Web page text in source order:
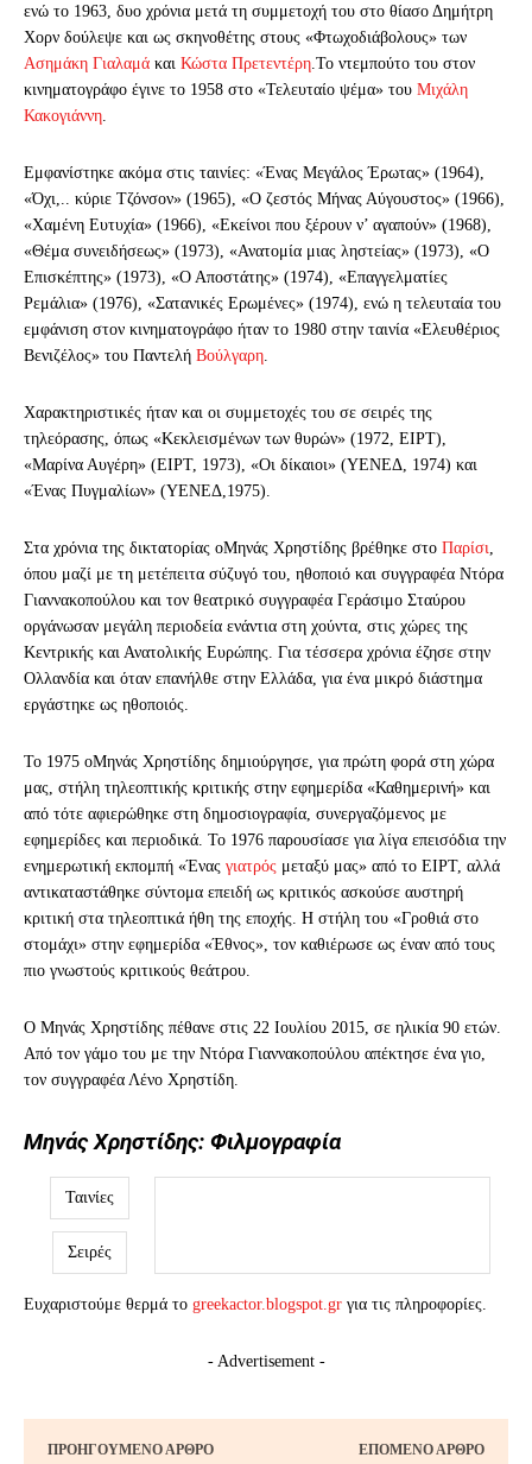
ενώ το 1963, δυο χρόνια μετά τη συμμετοχή του στο θίασο Δημήτρη
Χορν δούλεψε και ως σκηνοθέτης στους «Φτωχοδιάβολους» των
Ασημάκη Γιαλαμά και Κώστα Πρετεντέρη .Το ντεμπούτο του στον
κινηματογράφο έγινε το 1958 στο «Τελευταίο ψέμα» του Μιχάλη
Κακογιάννη
Εμφανίστηκε ακόμα στις ταινίες: «Ένας Μεγάλος Έρωτας» (1964),
«Όχι,.. κύριε Τζόνσον» (1965), «Ο ζεστός Μήνας Αύγουστος» (1966),
«Χαμένη Ευτυχία» (1966), «Εκείνοι που ξέρουν ν’ αγαπούν» (1968),
«Θέμα συνειδήσεως» (1973), «Ανατομία μιας ληστείας» (1973), «Ο
Επισκέπτης» (1973), «Ο Αποστάτης» (1974), «Επαγγελματίες
Ρεμάλια» (1976), «Σατανικές Ερωμένες» (1974), ενώ η τελευταία του
εμφάνιση στον κινηματογράφο ήταν το 1980 στην ταινία «Ελευθέριος
Βενιζέλος» του Παντελή Βούλγαρη
Χαρακτηριστικές ήταν και οι συμμετοχές του σε σειρές της
τηλεόρασης, όπως «Κεκλεισμένων των θυρών» (1972, ΕΙΡΤ),
«Μαρίνα Αυγέρη» (ΕΙΡΤ, 1973), «Οι δίκαιοι» (ΥΕΝΕΔ, 1974) και
«Ένας Πυγμαλίων» (ΥΕΝΕΔ,1975).
Στα χρόνια της δικτατορίας οΜηνάς Χρηστίδης βρέθηκε στο Παρίσι
όπου μαζί με τη μετέπειτα σύζυγό του, ηθοποιό και συγγραφέα Ντόρα
Γιαννακοπούλου και τον θεατρικό συγγραφέα Γεράσιμο Σταύρου
οργάνωσαν μεγάλη περιοδεία ενάντια στη χούντα, στις χώρες της
Κεντρικής και Ανατολικής Ευρώπης. Για τέσσερα χρόνια έζησε στην
Ολλανδία και όταν επανήλθε στην Ελλάδα, για ένα μικρό διάστημα
εργάστηκε ως ηθοποιός.
Το 1975 οΜηνάς Χρηστίδης δημιούργησε, για πρώτη φορά στη χώρα
μας, στήλη τηλεοπτικής κριτικής στην εφημερίδα «Καθημερινή» και
από τότε αφιερώθηκε στη δημοσιογραφία, συνεργαζόμενος με
εφημερίδες και περιοδικά. Το 1976 παρουσίασε για λίγα επεισόδια την
ενημερωτική εκπομπή «Ένας γιατρός μεταξύ μας» από το ΕΙΡΤ, αλλά
αντικαταστάθηκε σύντομα επειδή ως κριτικός ασκούσε αυστηρή
κριτική στα τηλεοπτικά ήθη της εποχής. Η στήλη του «Γροθιά στο
στομάχι» στην εφημερίδα «Έθνος», τον καθιέρωσε ως έναν από τους
πιο γνωστούς κριτικούς θεάτρου.
Ο Μηνάς Χρηστίδης πέθανε στις 22 Ιουλίου 2015, σε ηλικία 90 ετών.
Από τον γάμο του με την Ντόρα Γιαννακοπούλου απέκτησε ένα γιο,
τον συγγραφέα Λένο Χρηστίδη.
Μηνάς Χρηστίδης: Φιλμογραφία
Ταινίες
Σειρές
Ευχαριστούμε θερμά το greekactor.blogspot.gr για τις πληροφορίες.
- Advertisement -
ΠΡΟΗΓΟΎΜΕΝΟ ΆΡΘΡΟ ΕΠΌΜΕΝΟ ΆΡΘΡΟ